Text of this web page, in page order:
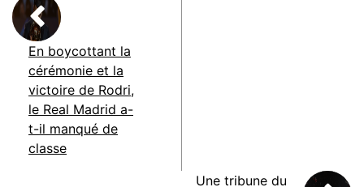
En boycottant la
cérémonie et la
victoire de Rodri,
le Real Madrid a-
t-il manqué de
classe
Une tribune du